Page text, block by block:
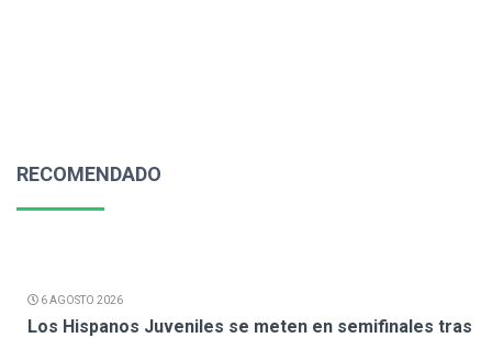
RECOMENDADO
6 AGOSTO 2026
Los Hispanos Juveniles se meten en semifinales tras